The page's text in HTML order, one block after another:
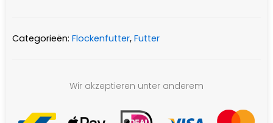
Categorieën: Flockenfutter, Futter
Wir akzeptieren unter anderem